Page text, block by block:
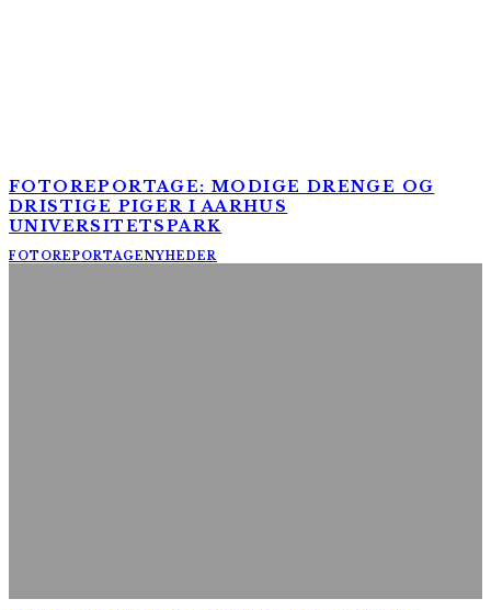
FOTOREPORTAGE: MODIGE DRENGE OG
DRISTIGE PIGER I AARHUS
UNIVERSITETSPARK
FOTOREPORTAGENYHEDER